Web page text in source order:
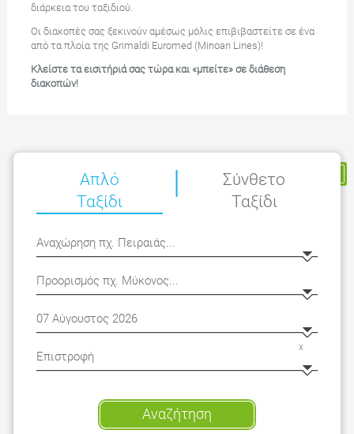
διάρκεια του ταξιδιού.
Οι διακοπές σας ξεκινούν αμέσως μόλις επιβιβαστείτε σε ένα
από τα πλοία της Grimaldi Euromed (Minoan Lines)!
Κλείστε τα εισιτήριά σας τώρα και «μπείτε» σε διάθεση
διακοπών!
Η Κράτησή μου
Απλό
Ταξίδι
x
Αναζήτηση
|
Σύνθετο
Ταξίδι